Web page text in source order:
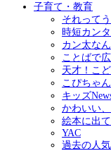
子育て・教育
それって
時短カン
カン太な
ことばで
天才！こ
こぴちゃ
キッズ
かわいい
絵本に出
YAC
過去の人